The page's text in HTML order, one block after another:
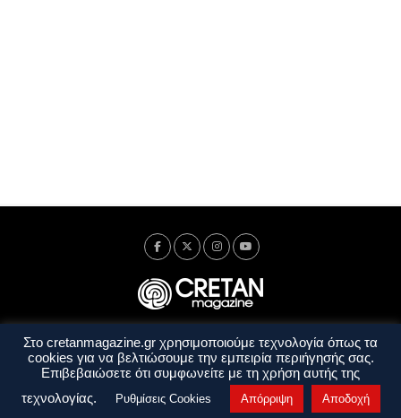
Ταυτότητα Πολιτική Απορρήτου
Όροι Χρήσης
Όροι και Προϋποθέσεις
Στο cretanmagazine.gr χρησιμοποιούμε τεχνολογία όπως τα
cookies για να βελτιώσουμε την εμπειρία περιήγησής σας.
Επιβεβαιώσετε ότι συμφωνείτε με τη χρήση αυτής της
τεχνολογίας.
Ρυθμίσεις Cookies Απόρριψη Αποδοχή